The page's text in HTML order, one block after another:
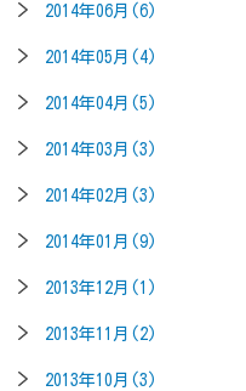
2014年06月(6)
2014年05月(4)
2014年04月(5)
2014年03月(3)
2014年02月(3)
2014年01月(9)
2013年12月(1)
2013年11月(2)
2013年10月(3)